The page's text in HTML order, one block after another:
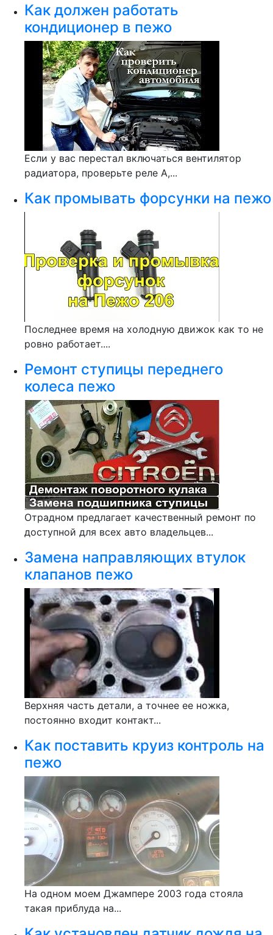
Как должен работать
кондиционер в пежо
Если у вас перестал включаться вентилятор
радиатора, проверьте реле A,...
Как промывать форсунки на пежо
Последнее время на холодную движок как то не
ровно работает....
Ремонт ступицы переднего
колеса пежо
Отрадном предлагает качественный ремонт по
доступной для всех авто владельцев...
Замена направляющих втулок
клапанов пежо
Верхняя часть детали, а точнее ее ножка,
постоянно входит контакт...
Как поставить круиз контроль на
пежо
На одном моем Джампере 2003 года стояла
такая приблуда на...